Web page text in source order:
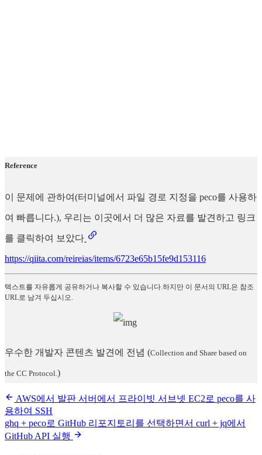
Reference
이 문제에 관하여(터미널에서 파일 경로 지정을 peco를 사용하
여 빠릅니다.), 우리는 이곳에서 더 많은 자료를 발견하고 링크
를 클릭하여 보았다
https://qiita.com/reireias/items/6723e65b15fe9d153116
텍스트를 자유롭게 공유하거나 복사할 수 있습니다.하지만 이 문서의 URL은 참조
URL로 남겨 두십시오.
우수한 개발자 콘텐츠 발견에 전념 (Collection and Share based on
the CC Protocol.)
AWS에서 발판 서버에서 프라이빗 서브넷 EC2로 peco를 사
용하여 SSH
ghq + peco로 GitHub 리포지토리를 선택하면서 curl + jq에서
GitHub API 실행